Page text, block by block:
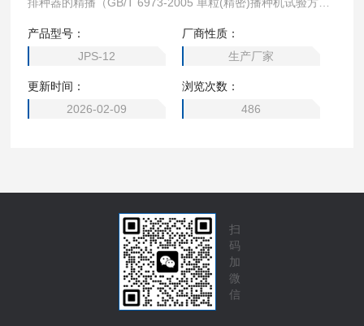
所、农机鉴定单位及生产企业针对播种机和排种部件装置的多
种应用需求。
产品型号：
JPS-12
厂商性质：
生产厂家
更新时间：
2026-02-09
浏览次数：
486
扫
码
加
微
信